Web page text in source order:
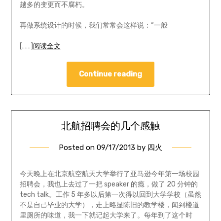
越多的变更而不腐朽。
再做系统设计的时候，我们常常会这样说：“一般
[……] 阅读全文
Continue reading
北航招聘会的几个感触
Posted on 09/17/2013 by 四火
今天晚上在北京航空航天大学举行了亚马逊今年第一场校园
招聘会，我也上去过了一把 speaker 的瘾，做了 20 分钟的
tech talk。工作 5 年多以后第一次得以回到大学学校（虽然
不是自己毕业的大学），走上略显陈旧的教学楼，闻到楼道
里厕所的味道，我一下就记起大学来了。每年到了这个时